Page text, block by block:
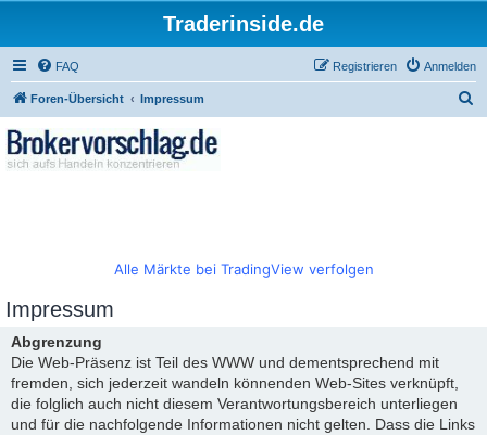
Traderinside.de
FAQ Anmelden
Registrieren
Foren-Übersicht Impressum
Alle Märkte bei TradingView verfolgen
Impressum
Abgrenzung
Die Web-Präsenz ist Teil des WWW und dementsprechend mit
fremden, sich jederzeit wandeln könnenden Web-Sites verknüpft,
die folglich auch nicht diesem Verantwortungsbereich unterliegen
und für die nachfolgende Informationen nicht gelten. Dass die Links